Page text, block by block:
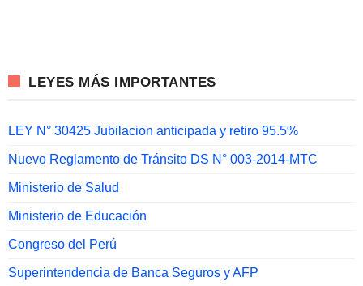
LEYES MÁS IMPORTANTES
LEY N° 30425 Jubilacion anticipada y retiro 95.5%
Nuevo Reglamento de Tránsito DS N° 003-2014-MTC
Ministerio de Salud
Ministerio de Educación
Congreso del Perú
Superintendencia de Banca Seguros y AFP